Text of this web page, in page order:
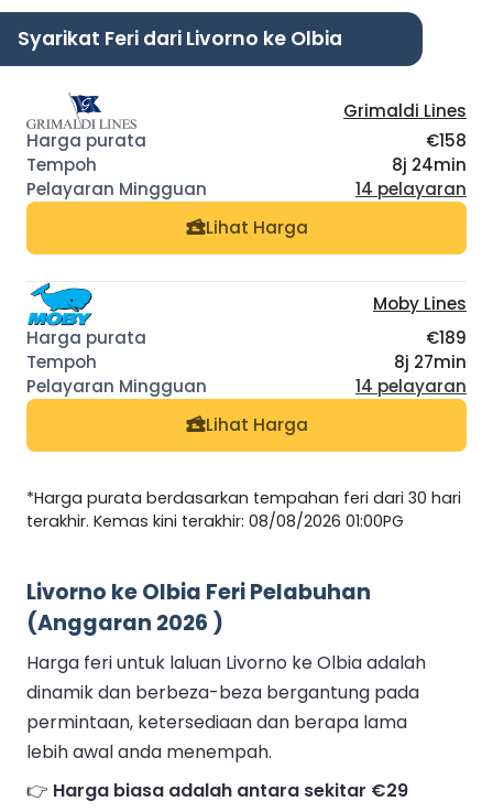
Syarikat Feri dari Livorno ke Olbia
Grimaldi Lines
€158
8j 24min
14 pelayaran
Lihat Harga
Moby Lines
€189
8j 27min
14 pelayaran
Lihat Harga
*Harga purata berdasarkan tempahan feri dari 30 hari
terakhir. Kemas kini terakhir: 08/08/2026 01:00PG
Livorno ke Olbia Feri Pelabuhan
(Anggaran 2026 )
Harga feri untuk laluan Livorno ke Olbia adalah
dinamik dan berbeza-beza bergantung pada
permintaan, ketersediaan dan berapa lama
lebih awal anda menempah.
👉 Harga biasa adalah antara sekitar €29